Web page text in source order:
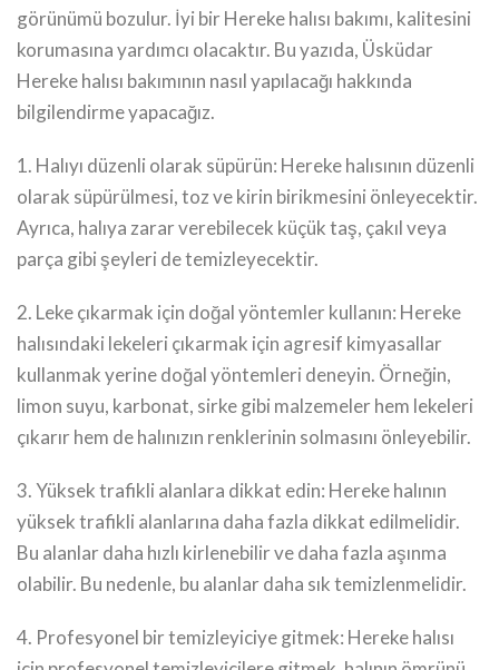
görünümü bozulur. İyi bir Hereke halısı bakımı, kalitesini
korumasına yardımcı olacaktır. Bu yazıda, Üsküdar
Hereke halısı bakımının nasıl yapılacağı hakkında
bilgilendirme yapacağız.
1. Halıyı düzenli olarak süpürün: Hereke halısının düzenli
olarak süpürülmesi, toz ve kirin birikmesini önleyecektir.
Ayrıca, halıya zarar verebilecek küçük taş, çakıl veya
parça gibi şeyleri de temizleyecektir.
2. Leke çıkarmak için doğal yöntemler kullanın: Hereke
halısındaki lekeleri çıkarmak için agresif kimyasallar
kullanmak yerine doğal yöntemleri deneyin. Örneğin,
limon suyu, karbonat, sirke gibi malzemeler hem lekeleri
çıkarır hem de halınızın renklerinin solmasını önleyebilir.
3. Yüksek trafikli alanlara dikkat edin: Hereke halının
yüksek trafikli alanlarına daha fazla dikkat edilmelidir.
Bu alanlar daha hızlı kirlenebilir ve daha fazla aşınma
olabilir. Bu nedenle, bu alanlar daha sık temizlenmelidir.
4. Profesyonel bir temizleyiciye gitmek: Hereke halısı